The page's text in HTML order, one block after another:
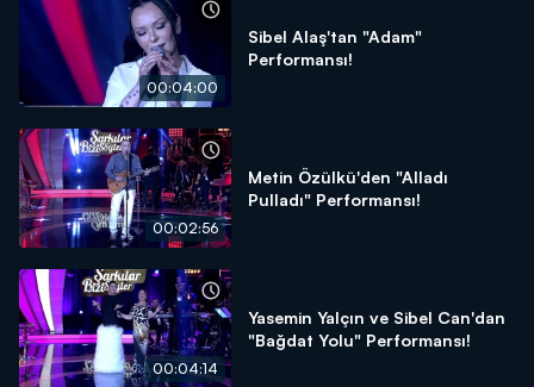
00:04:00
Sibel Alaş'tan "Adam"
Performansı!
00:02:56
Metin Özülkü'den "Alladı
Pulladı" Performansı!
00:04:14
Yasemin Yalçın ve Sibel Can'dan
"Bağdat Yolu" Performansı!